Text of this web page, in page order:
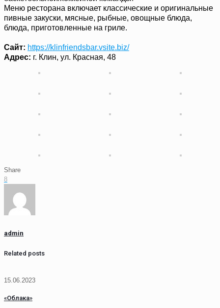
Меню ресторана включает классические и оригинальные
пивные закуски, мясные, рыбные, овощные блюда,
блюда, приготовленные на гриле.
Сайт: https://klinfriendsbar.vsite.biz/
Адрес: г. Клин, ул. Красная, 48
Share
8
admin
Related posts
15.06.2023
«Облака»